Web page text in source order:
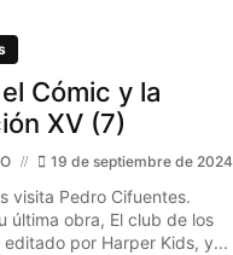
Cómic y la
XV (7)
19 de septiembre de 2024
visita Pedro Cifuentes.
última obra, El club de los
por Harper Kids, y...